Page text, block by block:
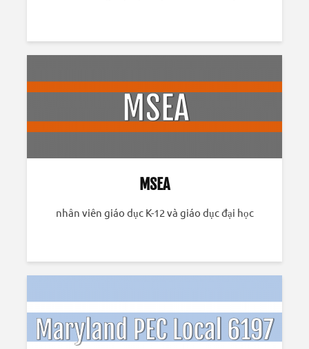
MSEA
nhân viên giáo dục K-12 và giáo dục đại học